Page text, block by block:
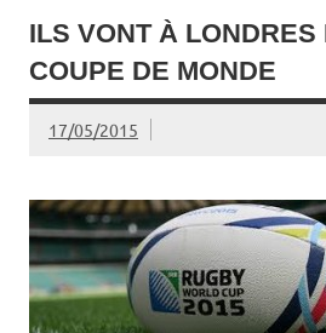
ILS VONT À LONDRES
COUPE DE MONDE
17/05/2015